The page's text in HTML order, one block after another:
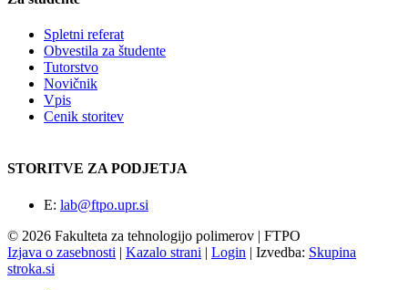
Spletni referat
Obvestila za študente
Tutorstvo
Novičnik
Vpis
Cenik storitev
STORITVE ZA PODJETJA
E: lab@ftpo.upr.si
© 2026 Fakulteta za tehnologijo polimerov | FTPO
Izjava o zasebnosti | Kazalo strani | Login | Izvedba: Skupina
stroka.si